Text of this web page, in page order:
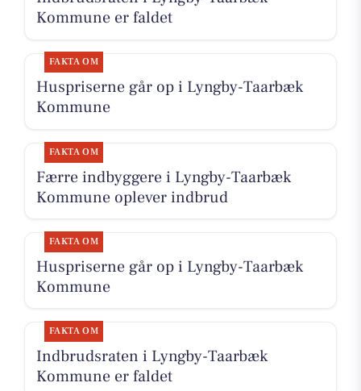
Kommune er faldet
FAKTA OM
Huspriserne går op i Lyngby-Taarbæk
Kommune
FAKTA OM
Færre indbyggere i Lyngby-Taarbæk
Kommune oplever indbrud
FAKTA OM
Huspriserne går op i Lyngby-Taarbæk
Kommune
FAKTA OM
Indbrudsraten i Lyngby-Taarbæk
Kommune er faldet